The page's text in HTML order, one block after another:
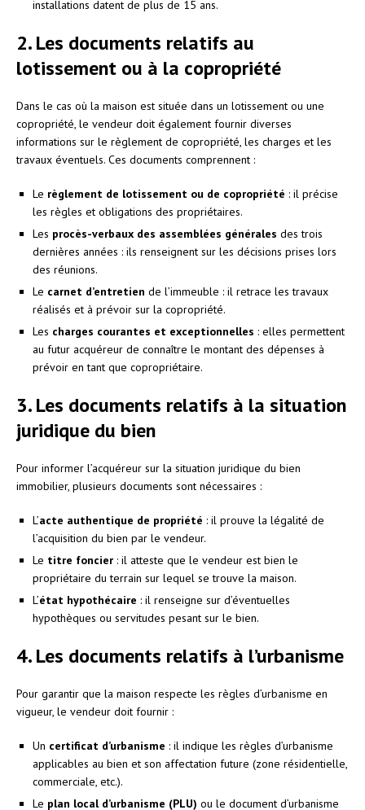
installations datent de plus de 15 ans.
2. Les documents relatifs au
lotissement ou à la copropriété
Dans le cas où la maison est située dans un lotissement ou une
copropriété, le vendeur doit également fournir diverses
informations sur le règlement de copropriété, les charges et les
travaux éventuels. Ces documents comprennent :
Le règlement de lotissement ou de copropriété : il précise
les règles et obligations des propriétaires.
Les procès-verbaux des assemblées générales des trois
dernières années : ils renseignent sur les décisions prises lors
des réunions.
Le carnet d’entretien de l’immeuble : il retrace les travaux
réalisés et à prévoir sur la copropriété.
Les charges courantes et exceptionnelles : elles permettent
au futur acquéreur de connaître le montant des dépenses à
prévoir en tant que copropriétaire.
3. Les documents relatifs à la situation
juridique du bien
Pour informer l’acquéreur sur la situation juridique du bien
immobilier, plusieurs documents sont nécessaires :
L’acte authentique de propriété : il prouve la légalité de
l’acquisition du bien par le vendeur.
Le titre foncier : il atteste que le vendeur est bien le
propriétaire du terrain sur lequel se trouve la maison.
L’état hypothécaire : il renseigne sur d’éventuelles
hypothèques ou servitudes pesant sur le bien.
4. Les documents relatifs à l’urbanisme
Pour garantir que la maison respecte les règles d’urbanisme en
vigueur, le vendeur doit fournir :
Un certificat d’urbanisme : il indique les règles d’urbanisme
applicables au bien et son affectation future (zone résidentielle,
commerciale, etc.).
Le plan local d’urbanisme (PLU) ou le document d’urbanisme